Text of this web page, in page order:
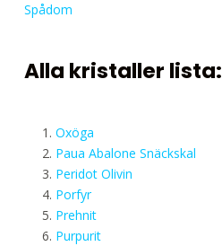
Spådom
Alla kristaller lista:
Oxöga
Paua Abalone Snäckskal
Peridot Olivin
Porfyr
Prehnit
Purpurit